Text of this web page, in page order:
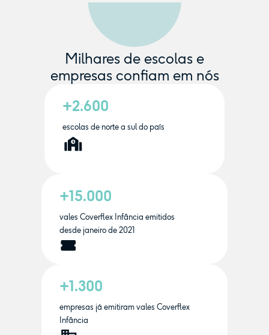
Milhares de escolas e
empresas confiam em nós
+2.600
escolas de norte a sul do país
+15.000
vales Coverflex Infância emitidos
desde janeiro de 2021
+1.300
empresas já emitiram vales Coverflex
Infância